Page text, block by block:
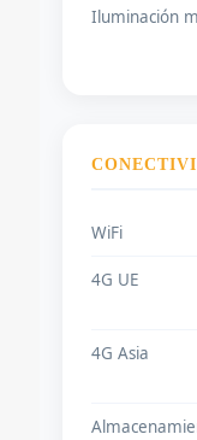
Iluminación
WiFi
4G UE
4G Asia